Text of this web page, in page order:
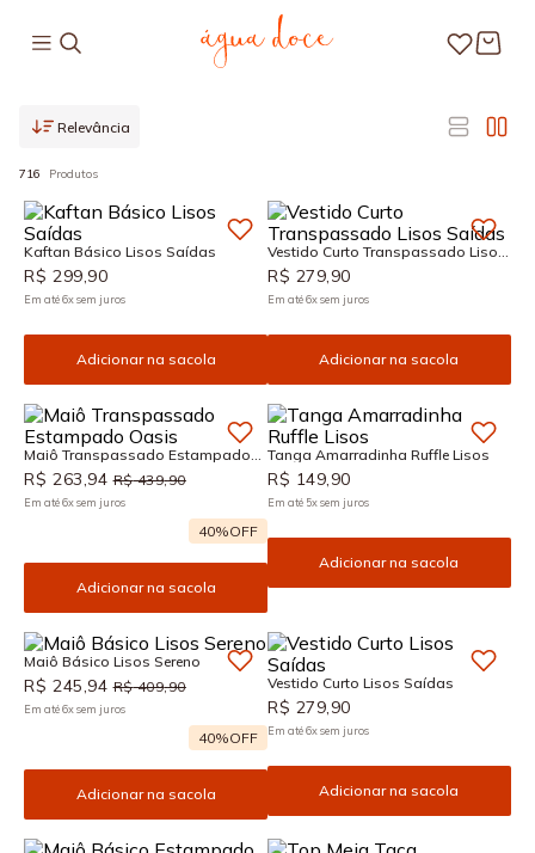
Relevância
716 Produtos
Kaftan Básico Lisos Saídas
R$ 299,90
Em até6xsem juros
Adicionar na sacola
Vestido Curto Transpassado Lisos
Saídas
R$ 279,90
Em até6xsem juros
Adicionar na sacola
Maiô Transpassado Estampado
Oasis
R$ 263,94 R$ 439,90
Em até6xsem juros
40%OFF
Adicionar na sacola
Tanga Amarradinha Ruffle Lisos
R$ 149,90
Em até 5xsem juros
Adicionar na sacola
Maiô Básico Lisos Sereno
R$ 245,94 R$ 409,90
Em até6xsem juros
40%OFF
Adicionar na sacola
Vestido Curto Lisos Saídas
R$ 279,90
Em até6xsem juros
Adicionar na sacola